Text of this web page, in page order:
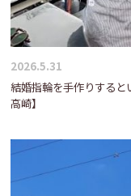
2026.5.31
結婚指輪を手作りすると
高崎】